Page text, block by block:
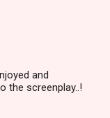
and
the screenplay..!